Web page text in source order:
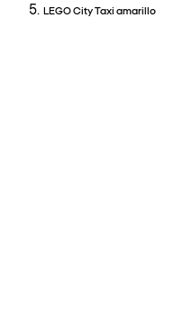
LEGO City Taxi amarillo